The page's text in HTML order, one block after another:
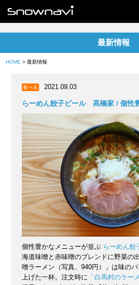
最新情報
HOME > 最新情報
食べる 2021.09.03
らーめん餃子ビール 髙橋家 / 個性
個性豊かなメニューが並ぶ らーめん
海道味噌と赤味噌のブレンドに野菜の
噌ラーメン（写真、940円）」は味の
上げた一杯。注文時に 「白馬村のラー